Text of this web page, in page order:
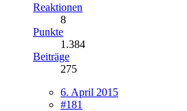
Reaktionen
8
Punkte
1.384
Beiträge
275
6. April 2015
#181